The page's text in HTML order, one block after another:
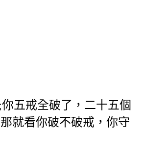
五戒全破了，二十五個
就看你破不破戒，你守